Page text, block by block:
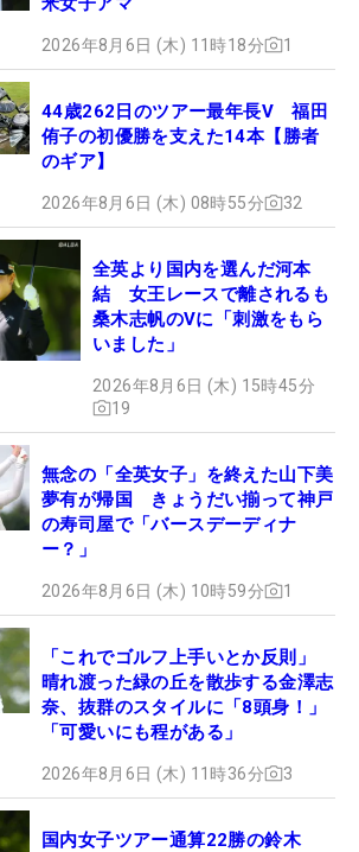
2026年8月6日 (木) 11時18分 1
44歳262日のツアー最年長V 福田
侑子の初優勝を支えた14本【勝者
のギア】
2026年8月6日 (木) 08時55分 32
全英より国内を選んだ河本
結 女王レースで離されるも
桑木志帆のVに「刺激をもら
いました」
2026年8月6日 (木) 15時45分
19
無念の「全英女子」を終えた山下美
夢有が帰国 きょうだい揃って神戸
の寿司屋で「バースデーディナ
ー？」
2026年8月6日 (木) 10時59分 1
「これでゴルフ上手いとか反則」
晴れ渡った緑の丘を散歩する金澤志
奈、抜群のスタイルに「8頭身！」
「可愛いにも程がある」
2026年8月6日 (木) 11時36分 3
国内女子ツアー通算22勝の鈴木